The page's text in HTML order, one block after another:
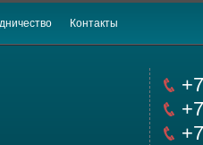
Контакты